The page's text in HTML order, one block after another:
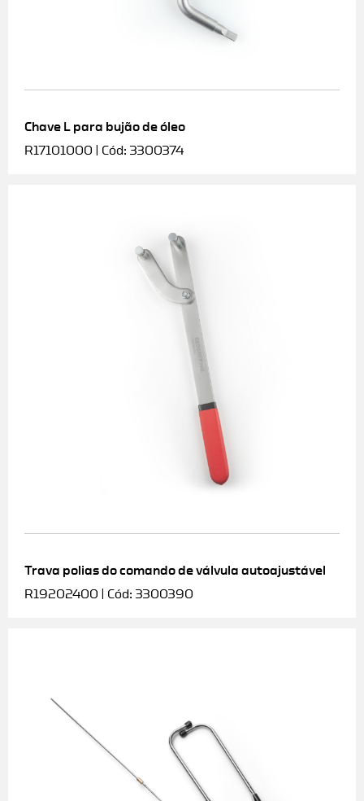
Chave L para bujão de óleo
R17101000 | Cód: 3300374
Trava polias do comando de válvula autoajustável
R19202400 | Cód: 3300390